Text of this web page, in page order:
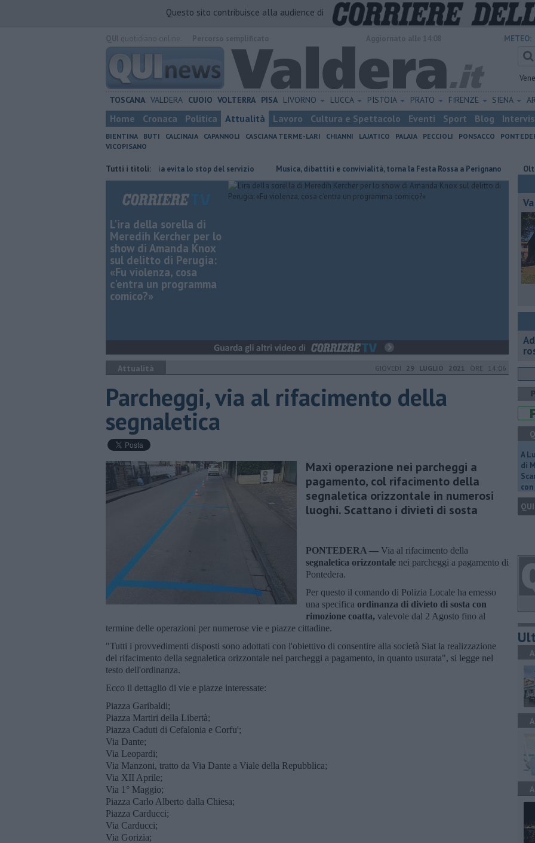
Questo sito contribuisce alla audience di
METEO:
TOSCANA VALDERA CUOIO VOLTERRA PISA LIVORNO LUCCA PISTOIA PRATO FIRENZE SIENA
Home Cronaca Politica Attualità Lavoro Cultura e Spettacolo Eventi Sport Blog
BIENTINA BUTI CALCINAIA CAPANNOLI CASCIANA TERME-LARI CHIANNI LAJATICO PALAIA PECCIOLI PONSACCO
VICOPISANO
Tutti i titoli:
Bus, la Provincia evita lo stop del servizio Musica, dibattiti e convivialità, torna la Festa Rossa a Perignano Oltre 7mila
L'ira della sorella di
Meredih Kercher per lo
show di Amanda Knox
sul delitto di Perugia:
«Fu violenza, cosa
c'entra un programma
comico?»
Attualità GIOVEDÌ 29 LUGLIO 2021 ORE 14:06
Parcheggi, via al rifacimento della
segnaletica
Maxi operazione nei parcheggi a
pagamento, col rifacimento della
segnaletica orizzontale in numerosi
luoghi. Scattano i divieti di sosta
PONTEDERA — Via al rifacimento della
segnaletica orizzontale nei parcheggi a pagamento di
Pontedera.
Per questo il comando di Polizia Locale ha emesso
una specifica ordinanza di divieto di sosta con
rimozione coatta, valevole dal 2 Agosto fino al
termine delle operazioni per numerose vie e piazze cittadine.
"Tutti i provvedimenti disposti sono adottati con l'obiettivo di consentire alla società Siat la realizzazione
del rifacimento della segnaletica orizzontale nei parcheggi a pagamento, in quanto usurata", si legge nel
testo dell'ordinanza.
Ecco il dettaglio di vie e piazze interessate:
Piazza Garibaldi;
Piazza Martiri della Libertà;
Piazza Caduti di Cefalonia e Corfu';
Via Dante;
Via Leopardi;
Via Manzoni, tratto da Via Dante a Viale della Repubblica;
Via XII Aprile;
Via 1° Maggio;
Piazza Carlo Alberto dalla Chiesa;
Piazza Carducci;
Via Carducci;
Via Gorizia;
A
di
QUI